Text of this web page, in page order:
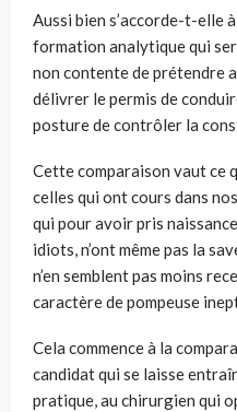
Aussi bien s’accorde-t-elle
formation analytique qui
non contente de prétendre
délivrer le permis de
posture de contrôler la
Cette comparaison vaut ce
celles qui ont cours dans
qui pour avoir pris
idiots, n’ont même pas la
n’en semblent pas moins
caractère de pompeuse
Cela commence à la
candidat qui se laisse
pratique, au chirurgien qui